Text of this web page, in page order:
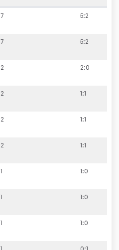
7 5:2
7 5:2
2 2:0
2 1:1
2 1:1
2 1:1
1 1:0
1 1:0
1 1:0